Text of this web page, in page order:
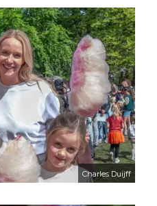
Charles Duijff